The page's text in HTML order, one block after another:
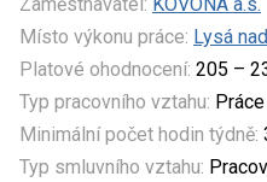
Místo výkonu práce: Lysá
Platové ohodnocení: 205 –
Typ pracovního vztahu:
Minimální počet hodin týdně:
Typ smluvního vztahu: